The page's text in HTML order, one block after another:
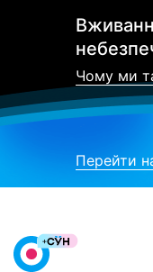
Чому ми
Перейти